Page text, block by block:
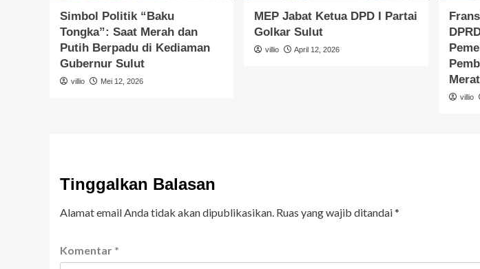
Simbol Politik “Baku
Tongka”: Saat Merah dan
Putih Berpadu di Kediaman
Gubernur Sulut
villio Mei 12, 2026
MEP Jabat Ketua DPD I Partai
Golkar Sulut
villio April 12, 2026
villio
Tinggalkan Balasan
Alamat email Anda tidak akan dipublikasikan. Ruas yang wajib ditandai*
Komentar *